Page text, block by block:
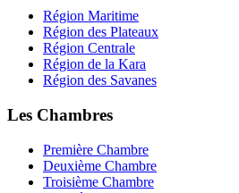
Région Maritime
Région des Plateaux
Région Centrale
Région de la Kara
Région des Savanes
Les Chambres
Première Chambre
Deuxième Chambre
Troisième Chambre